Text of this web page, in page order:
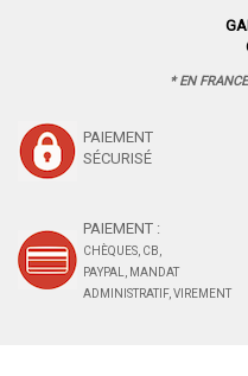
* EN
PAIEMENT
SÉCURISÉ
PAIEMENT :
CHÈQUES, CB,
PAYPAL, MANDAT
ADMINISTRATIF, VIREMENT